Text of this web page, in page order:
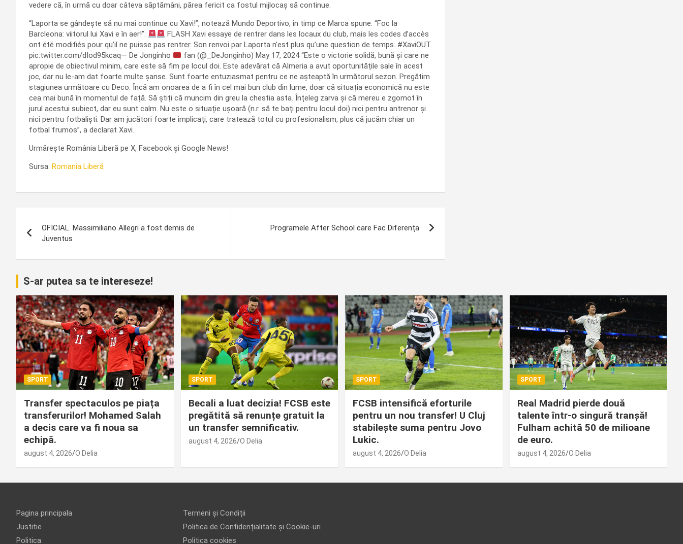
vedere că, în urmă cu doar câteva săptămâni, părea fericit ca fostul mijlocaș să continue.
“Laporta se gândește să nu mai continue cu Xavi!”, notează Mundo Deportivo, în timp ce Marca spune: “Foc la
Barcleona: viitorul lui Xavi e în aer!”.
FLASH Xavi essaye de rentrer dans les locaux du club, mais les codes d’accès
ont été modifiés pour qu’il ne puisse pas rentrer. Son renvoi par Laporta n’est plus qu’une question de temps. #XaviOUT
pic.twitter.com/dIod95kcaq— De Jonginho
fan (@_DeJonginho) May 17, 2024 “Este o victorie solidă, bună și care ne
apropie de obiectivul minim, care este să fim pe locul doi. Este adevărat că Almeria a avut oportunitățile sale în acest
joc, dar nu le-am dat foarte multe șanse. Sunt foarte entuziasmat pentru ce ne așteaptă în următorul sezon. Pregătim
stagiunea următoare cu Deco. Încă am onoarea de a fi în cel mai bun club din lume, doar că situația economică nu este
cea mai bună în momentul de față. Să știți că muncim din greu la chestia asta. Înțeleg zarva și că mereu e zgomot în
jurul acestui subiect, dar eu sunt calm. Nu este o situație ușoară (n.r. să te bați pentru locul doi) nici pentru antrenor și
nici pentru fotbaliști. Dar am jucători foarte implicați, care tratează totul cu profesionalism, plus că jucăm chiar un
fotbal frumos”, a declarat Xavi.
Urmărește România Liberă pe X, Facebook și Google News!
Sursa: Romania Liberă
în
articole
OFICIAL. Massimiliano Allegri a fost demis de
Juventus
Programele After School care Fac Diferența
S-ar putea sa te intereseze!
SPORT
Transfer spectaculos pe piața
transferurilor! Mohamed Salah
a decis care va fi noua sa
echipă.
august 4, 2026 O Delia
SPORT
Becali a luat decizia! FCSB este
pregătită să renunțe gratuit la
un transfer semnificativ.
august 4, 2026 O Delia
SPORT
FCSB intensifică eforturile
pentru un nou transfer! U Cluj
stabilește suma pentru Jovo
Lukic.
august 4, 2026 O Delia
SPORT
Real Madrid pierde două
talente într-o singură tranșă!
Fulham achită 50 de milioane
de euro.
august 4, 2026 O Delia
Pagina principala
Justitie
Politica
Termeni și Condiții
Politica de Confidențialitate și Cookie-uri
Politica cookies